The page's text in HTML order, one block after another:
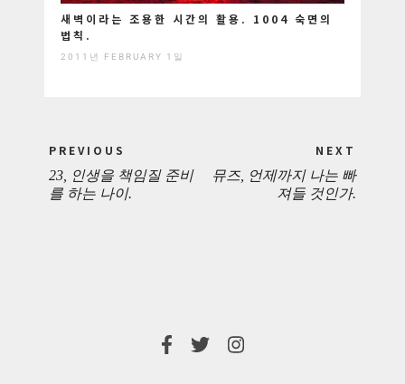
새벽이라는 조용한 시간의 활용. 1004 숙면의
법칙.
2011년 FEBRUARY 1일
navigation
PREVIOUS
PREVIOUS
23, 인생을 책임질 준비
를 하는 나이.
NEXT
NEXT
뮤즈, 언제까지 나는 빠
져들 것인가.